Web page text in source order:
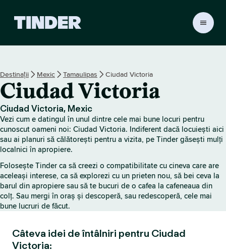
T
i
n
d
e
r
Destinații Mexic Tamaulipas Ciudad Victoria
Ciudad Victoria
Ciudad Victoria, Mexic
Vezi cum e datingul în unul dintre cele mai bune locuri pentru
cunoscut oameni noi: Ciudad Victoria. Indiferent dacă locuiești aici
sau ai planuri să călătorești pentru a vizita, pe Tinder găsești mulți
localnici în apropiere.
Folosește Tinder ca să creezi o compatibilitate cu cineva care are
aceleași interese, ca să explorezi cu un prieten nou, să bei ceva la
barul din apropiere sau să te bucuri de o cafea la cafeneaua din
colț. Sau mergi în oraș și descoperă, sau redescoperă, cele mai
bune lucruri de făcut.
Câteva idei de întâlniri pentru Ciudad
Victoria: